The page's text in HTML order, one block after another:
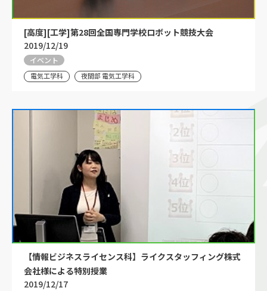
[高度][工学]第28回全国専門学校ロボット競技大会
2019/12/19
イベント
電気工学科 夜間部 電気工学科
【情報ビジネスライセンス科】ライクスタッフィング株式
会社様による特別授業
2019/12/17